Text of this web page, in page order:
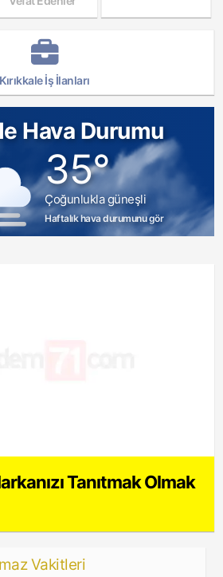
Kırıkkale İş İlanları
Hava Durumu
35°
Çoğunlukla güneşli
Haftalık hava durumunu gör
Tanıtmak Olmak
Vakitleri